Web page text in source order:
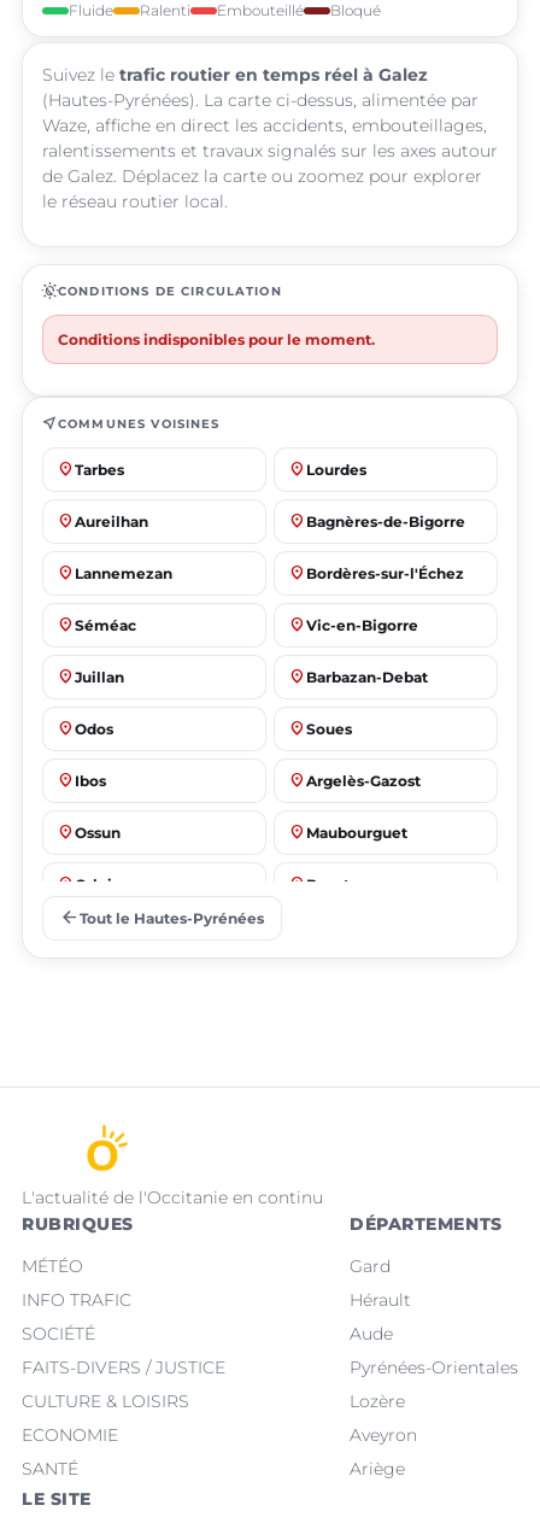
Fluide Ralenti Embouteillé Bloqué
Suivez le trafic routier en temps réel à Galez
(Hautes-Pyrénées). La carte ci-dessus, alimentée par
Waze, affiche en direct les accidents, embouteillages,
ralentissements et travaux signalés sur les axes autour
de Galez. Déplacez la carte ou zoomez pour explorer
le réseau routier local.
routineCONDITIONS DE CIRCULATION
Conditions indisponibles pour le moment.
near_meCOMMUNES VOISINES
place Tarbes place Lourdes
place Aureilhan place Bagnères-de-Bigorre
place Lannemezan place Bordères-sur-l'Échez
place Séméac place Vic-en-Bigorre
place Juillan place Barbazan-Debat
place Odos place Soues
place Ibos place Argelès-Gazost
place Ossun place Maubourguet
place Orleix place Bazet
arrow_back Tout le Hautes-Pyrénées
L'actualité de l'Occitanie en continu
RUBRIQUES
MÉTÉO
INFO TRAFIC
SOCIÉTÉ
FAITS-DIVERS / JUSTICE
CULTURE & LOISIRS
ECONOMIE
SANTÉ
DÉPARTEMENTS
Gard
Hérault
Aude
Pyrénées-Orientales
Lozère
Aveyron
Ariège
LE SITE